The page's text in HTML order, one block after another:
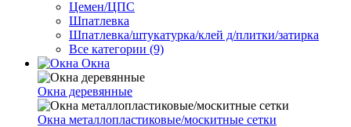
Цемен/ЦПС
Шпатлевка
Шпатлевка/штукатурка/клей д/плитки/затирка
Все категории (9)
Окна
Окна деревянные
Окна металлопластиковые/москитные сетки